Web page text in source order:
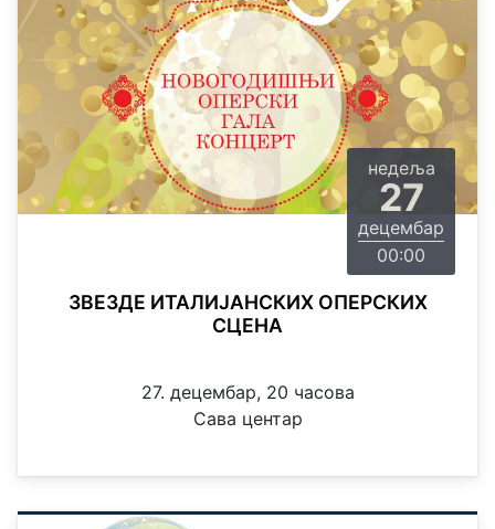
недеља
27
децембар
00:00
ЗВЕЗДЕ ИТАЛИЈАНСКИХ ОПЕРСКИХ
СЦЕНА
27. децембар, 20 часова
Сава центар